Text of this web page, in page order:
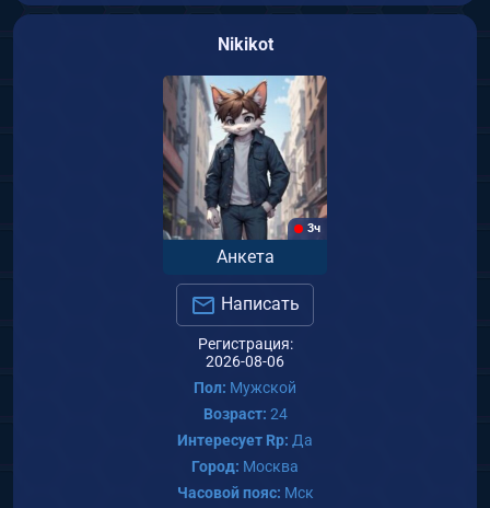
Nikikot
3ч
Анкета
Написать
Регистрация:
2026-08-06
Пол: Мужской
Возраст: 24
Интересует Rp: Да
Город: Москва
Часовой пояс: Мск